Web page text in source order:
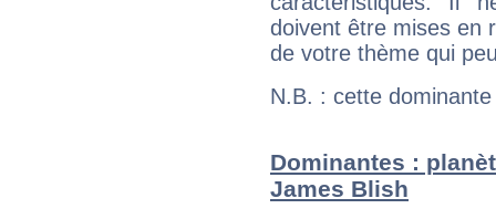
doivent être mises en
de votre thème qui
N.B. : cette
Dominantes :
James Blish